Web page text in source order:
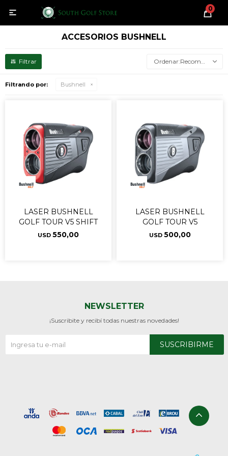
0

ACCESORIOS BUSHNELL
Recomendados
Filtrando por: Bushnell
LASER BUSHNELL
GOLF TOUR V5 SHIFT
USD 550,00
LASER BUSHNELL
GOLF TOUR V5
USD 500,00
NEWSLETTER
¡Suscribite y recibí todas nuestras novedades!
SUSCRIBIRME